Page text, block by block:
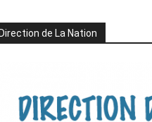
de La Nation